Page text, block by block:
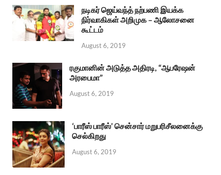
நடிகர் ஜெய்வந்த் நற்பணி இயக்க
நிர்வாகிகள் அறிமுக – ஆலோசனை
கூட்டம்
August 6, 2019
ரகுமானின் அடுத்த அதிரடி, “ஆபரேஷன்
அரபைமா”
August 6, 2019
‘பாரீஸ் பாரீஸ்’ சென்சார் மறுபரிசீலனைக்கு
செல்கிறது
August 6, 2019